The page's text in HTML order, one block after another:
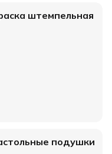
штемпельная
подушки